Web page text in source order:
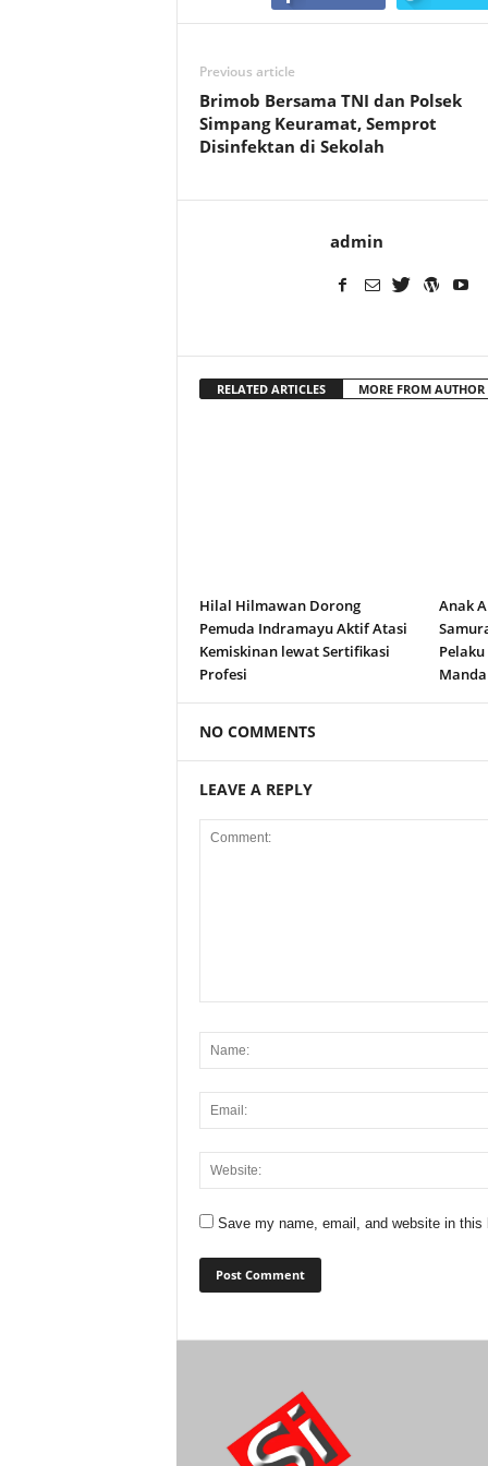
Previous article
Brimob Bersama TNI dan Polsek
Simpang Keuramat, Semprot
Disinfektan di Sekolah
admin
RELATED ARTICLES MORE FROM AUTHOR
Hilal Hilmawan Dorong
Pemuda Indramayu Aktif Atasi
Kemiskinan lewat Sertifikasi
Profesi
Anak
NO COMMENTS
LEAVE A REPLY
Save my name, email, and website in